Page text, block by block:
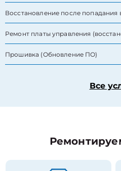
Восстановление после попадания
Ремонт платы управления
Прошивка (Обновление ПО)
Все